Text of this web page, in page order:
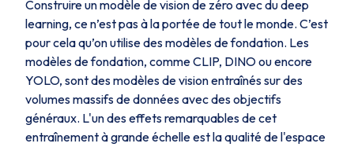
Construire un modèle de vision de zéro avec du deep
learning, ce n’est pas à la portée de tout le monde. C’est
pour cela qu’on utilise des modèles de fondation. Les
modèles de fondation, comme CLIP, DINO ou encore
YOLO, sont des modèles de vision entraînés sur des
volumes massifs de données avec des objectifs
généraux. L'un des effets remarquables de cet
entraînement à grande échelle est la qualité de l'espace